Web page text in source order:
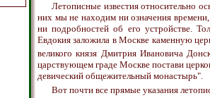
Летописные известия относительно
них мы не находим ни означения
ни подробностей об его устройстве.
Евдокия заложила в Москве каменную
великого князя Дмитрия Ивановича
царствующем граде Москве постави
девический общежительный монастырь".
Вот почти все прямые указания